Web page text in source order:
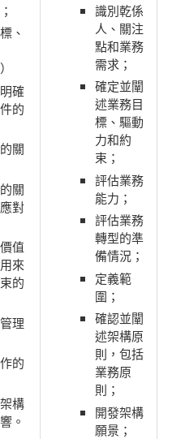
、
確
的
關
關
對
值
來
的
理
的
構
。
識別乾係
人、關注
點和業務
需求；
確定並闡
述業務目
標、驅動
力和約
束；
評估業務
能力；
評估業務
轉型的準
備情況；
定義範
圍；
確認並闡
述架構原
則，包括
業務原
則；
開發架構
願景；